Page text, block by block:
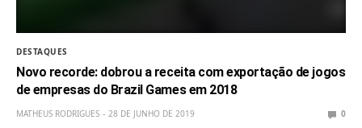
DESTAQUES
Novo recorde: dobrou a receita com exportação de jogos
de empresas do Brazil Games em 2018
MATHEUS RODRIGUES 28 DE JUNHO DE 2019 0